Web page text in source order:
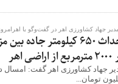
جهاد کشاورزی اهر در گفت‌وگو با
اهر
تومان...